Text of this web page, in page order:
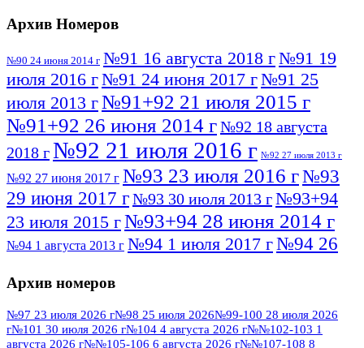
Архив Номеров
№90 24 июня 2014 г №91 16 августа 2018 г№91 19
июля 2016 г№91 24 июня 2017 г№91 25
июля 2013 г№91+92 21 июля 2015 г
№91+92 26 июня 2014 г№92 18 августа
2018 г№92 21 июля 2016 г №92 27 июля 2013 г
№92 27 июня 2017 г №93 23 июля 2016 г№93
29 июня 2017 г№93 30 июля 2013 г№93+94
23 июля 2015 г№93+94 28 июня 2014 г
№94 1 августа 2013 г №94 1 июля 2017 г№94 26
№95 7 августа 2012 г
№95 28 июля 2016 г №95+96 3 августа
2013 г№96 6 июля 2017 г№96 9 августа
Архив номеров
№97 23 июля 2026 г№98 25 июля 2026№99-100 28 июля 2026
г№101 30 июля 2026 г№104 4 августа 2026 г№№102-103 1
августа 2026 г№№105-106 6 августа 2026 г№№107-108 8